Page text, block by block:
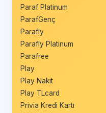
Paraf Platinum
ParafGenç
Parafly
Parafly Platinum
Parafree
Play
Play Nakit
Play TLcard
Privia Kredi Kartı